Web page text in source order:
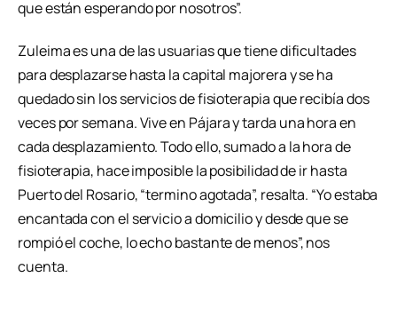
que están esperando por nosotros”.
Zuleima es una de las usuarias que tiene dificultades
para desplazarse hasta la capital majorera y se ha
quedado sin los servicios de fisioterapia que recibía dos
veces por semana. Vive en Pájara y tarda una hora en
cada desplazamiento. Todo ello, sumado a la hora de
fisioterapia, hace imposible la posibilidad de ir hasta
Puerto del Rosario, “termino agotada”, resalta. “Yo estaba
encantada con el servicio a domicilio y desde que se
rompió el coche, lo echo bastante de menos”, nos
cuenta.